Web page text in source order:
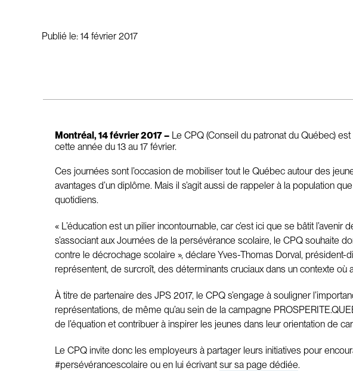
Publié le: 14 février 2017
Montréal, 14 février 2017 – Le CPQ (Conseil du patronat du Québec)
cette année du 13 au 17 février.
Ces journées sont l’occasion de mobiliser tout le Québec autour des
avantages d’un diplôme. Mais il s’agit aussi de rappeler à la population
quotidiens.
« L’éducation est un pilier incontournable, car c’est ici que se bâtit
s’associant aux Journées de la persévérance scolaire, le CPQ souhaite
contre le décrochage scolaire », déclare Yves-Thomas Dorval,
représentent, de surcroît, des déterminants cruciaux dans un contexte
À titre de partenaire des JPS 2017, le CPQ s’engage à souligner
représentations, de même qu’au sein de la campagne
de l’équation et contribuer à inspirer les jeunes dans leur orientation de
Le CPQ invite donc les employeurs à partager leurs initiatives pour
#persévérancescolaire ou en lui écrivant sur sa page dédiée.